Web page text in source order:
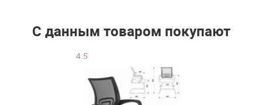
С данным товаром покупают
4.5